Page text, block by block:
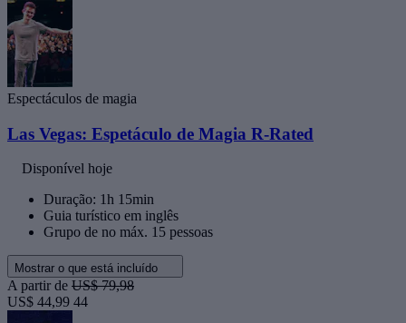
Espectáculos de magia
Las Vegas: Espetáculo de Magia R-Rated
Disponível hoje
Duração: 1h 15min
Guia turístico em inglês
Grupo de no máx. 15 pessoas
Mostrar o que está incluído
A partir de US$ 79,98
US$ 44,99 44